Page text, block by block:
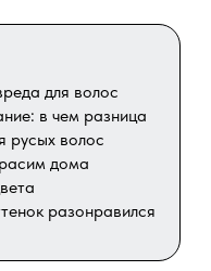
для волос
в чем разница
русых волос
дома
разонравился